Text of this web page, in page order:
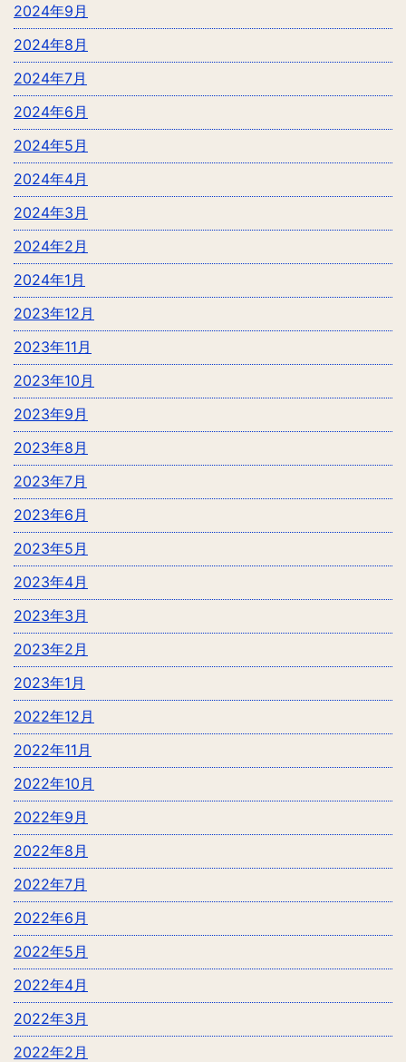
2024年9月
2024年8月
2024年7月
2024年6月
2024年5月
2024年4月
2024年3月
2024年2月
2024年1月
2023年12月
2023年11月
2023年10月
2023年9月
2023年8月
2023年7月
2023年6月
2023年5月
2023年4月
2023年3月
2023年2月
2023年1月
2022年12月
2022年11月
2022年10月
2022年9月
2022年8月
2022年7月
2022年6月
2022年5月
2022年4月
2022年3月
2022年2月